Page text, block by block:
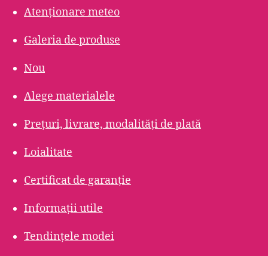
Atenționare meteo
Galeria de produse
Nou
Alege materialele
Prețuri, livrare, modalități de plată
Loialitate
Certificat de garanție
Informații utile
Tendințele modei